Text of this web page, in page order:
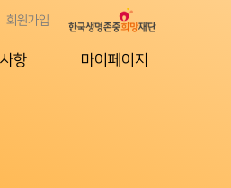
회원가입
항 마이페이지